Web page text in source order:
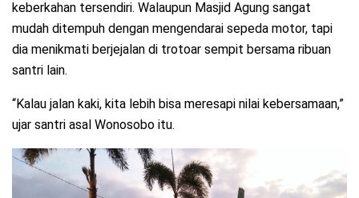
keberkahan tersendiri. Walaupun Masjid Agung sangat
mudah ditempuh dengan mengendarai sepeda motor, tapi
dia menikmati berjejalan di trotoar sempit bersama ribuan
santri lain.
“Kalau jalan kaki, kita lebih bisa meresapi nilai kebersamaan,”
ujar santri asal Wonosobo itu.